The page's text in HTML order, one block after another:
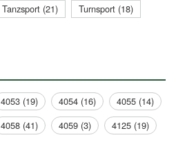
Tanzsport (21)
Turnsport (18)
4053 (19) 4054 (16)
4055 (14)
4058 (41) 4059 (3)
4125 (19)